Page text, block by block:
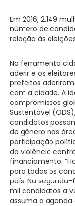
Em 2016, 2.149
número de
relação às
Na ferramenta
aderir e os
prefeitos
com a cidade. A
compromissos
Sustentável
candidatos
de gênero nas
participação
da violência
financiamento.
para todos os
país. Na
mil candidatos a
assuma a agenda